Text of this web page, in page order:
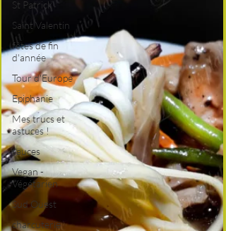
St Patrick
Saint Valentin
fêtes de fin
d'année
Tour d'Europe
Epiphanie
Mes trucs et
astuces !
sauces
Vegan -
Végétarien
Sud Ouest
charcuterie